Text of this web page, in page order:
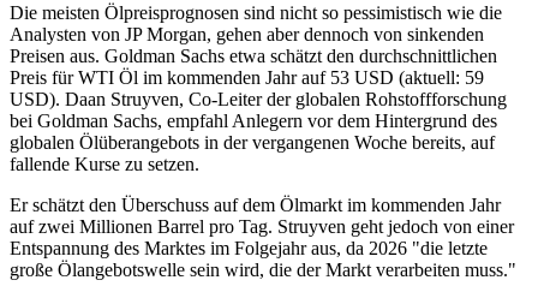
Die meisten Ölpreisprognosen sind nicht so pessimistisch wie die
Analysten von JP Morgan, gehen aber dennoch von sinkenden
Preisen aus. Goldman Sachs etwa schätzt den durchschnittlichen
Preis für WTI Öl im kommenden Jahr auf 53 USD (aktuell: 59
USD). Daan Struyven, Co-Leiter der globalen Rohstoffforschung
bei Goldman Sachs, empfahl Anlegern vor dem Hintergrund des
globalen Ölüberangebots in der vergangenen Woche bereits, auf
fallende Kurse zu setzen.
Er schätzt den Überschuss auf dem Ölmarkt im kommenden Jahr
auf zwei Millionen Barrel pro Tag. Struyven geht jedoch von einer
Entspannung des Marktes im Folgejahr aus, da 2026 "die letzte
große Ölangebotswelle sein wird, die der Markt verarbeiten muss."